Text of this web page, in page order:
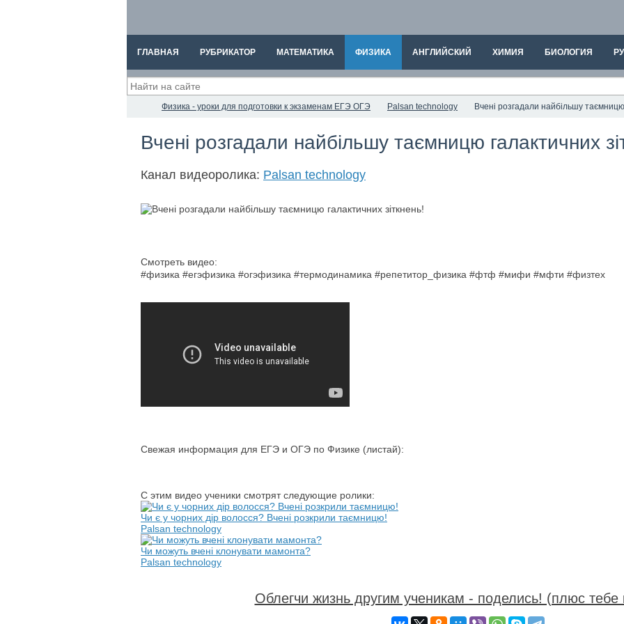
ГЛАВНАЯ РУБРИКАТОР МАТЕМАТИКА ФИЗИКА АНГЛИЙСКИЙ ХИМИЯ БИОЛОГИЯ
Физика - уроки для подготовки к экзаменам ЕГЭ ОГЭ Palsan technology Вчені розгадали найбільшу таємницю
Вчені розгадали найбільшу таємницю галактичних
Канал видеоролика: Palsan technology
Смотреть видео:
#физика #егэфизика #огэфизика #термодинамика #репетитор_физика #фтф #мифи #мфти #физтех
Свежая информация для ЕГЭ и ОГЭ по Физике (листай):
С этим видео ученики смотрят следующие ролики:
Чи є у чорних дір волосся? Вчені розкрили таємницю!
Palsan technology
Чи можуть вчені клонувати мамонта?
Palsan technology
Облегчи жизнь другим ученикам - поделись! (плюс тебе